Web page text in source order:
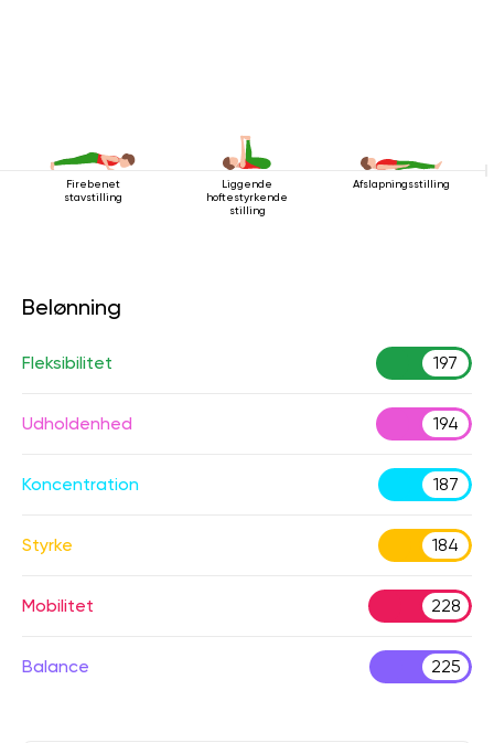
Firebenet
stavstilling
Liggende
hoftestyrkende
stilling
Afslapningsstilling
Belønning
Fleksibilitet 197
Udholdenhed 194
Koncentration 187
Styrke 184
Mobilitet 228
Balance 225